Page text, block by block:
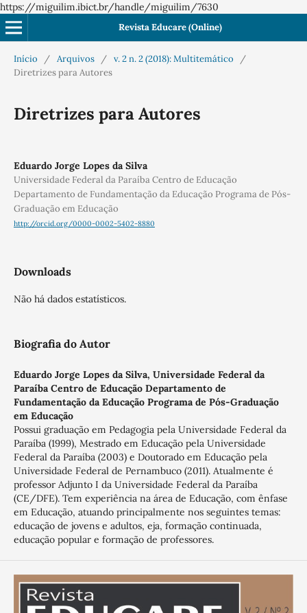
https://miguilim.ibict.br/handle/miguilim/7630
Revista Educare (Online)
Início / Arquivos / v. 2 n. 2 (2018): Multitemático
/
Diretrizes para Autores
Diretrizes para Autores
Eduardo Jorge Lopes da Silva
Universidade Federal da Paraíba Centro de Educação
Departamento de Fundamentação da Educação Programa de Pós-
Graduação em Educação
http://orcid.org/0000-0002-5402-8880
Downloads
Não há dados estatísticos.
Biografia do Autor
Eduardo Jorge Lopes da Silva, Universidade Federal da
Paraíba Centro de Educação Departamento de
Fundamentação da Educação Programa de Pós-Graduação
em Educação
Possui graduação em Pedagogia pela Universidade Federal da
Paraíba (1999), Mestrado em Educação pela Universidade
Federal da Paraíba (2003) e Doutorado em Educação pela
Universidade Federal de Pernambuco (2011). Atualmente é
professor Adjunto I da Universidade Federal da Paraíba
(CE/DFE). Tem experiência na área de Educação, com ênfase
em Educação, atuando principalmente nos seguintes temas:
educação de jovens e adultos, eja, formação continuada,
educação popular e formação de professores.